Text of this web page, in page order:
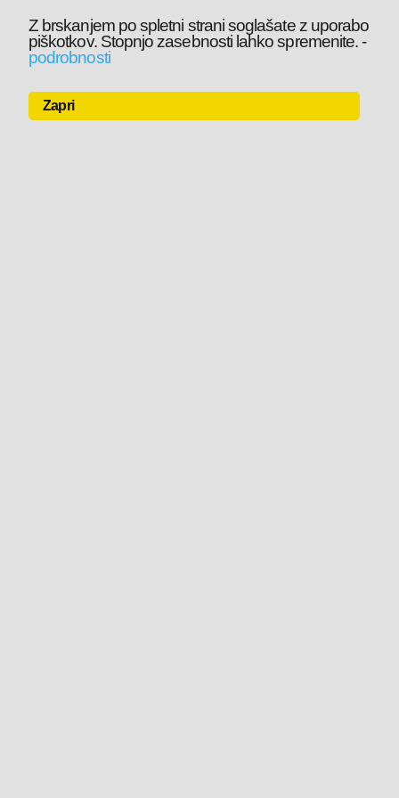
Z brskanjem po spletni strani soglašate z uporabo
piškotkov. Stopnjo zasebnosti lahko spremenite.-
podrobnosti
Zapri